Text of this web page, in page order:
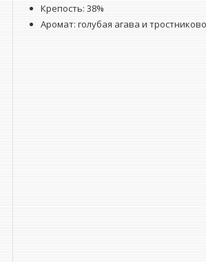
Крепость: 38%
Аромат: голубая агава и